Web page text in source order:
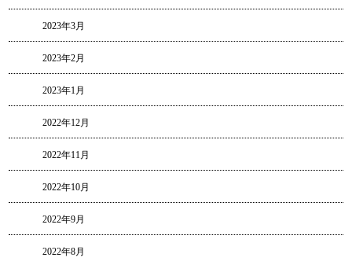
2023年3月
2023年2月
2023年1月
2022年12月
2022年11月
2022年10月
2022年9月
2022年8月